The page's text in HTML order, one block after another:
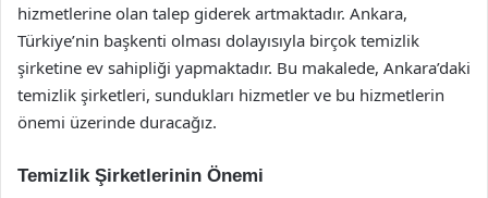
hizmetlerine olan talep giderek artmaktadır. Ankara,
Türkiye’nin başkenti olması dolayısıyla birçok temizlik
şirketine ev sahipliği yapmaktadır. Bu makalede, Ankara’daki
temizlik şirketleri, sundukları hizmetler ve bu hizmetlerin
önemi üzerinde duracağız.
Temizlik Şirketlerinin Önemi